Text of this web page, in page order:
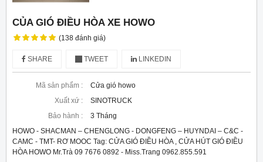
CỦA GIÓ ĐIỀU HÒA XE HOWO
(138 đánh giá)
SHARE TWEET LINKEDIN
Mã sản phẩm :
Cửa gió howo
Xuất xứ :
SINOTRUCK
Bảo hành :
3 Tháng
HOWO - SHACMAN – CHENGLONG - DONGFENG – HUYNDAI – C&C -
CAMC - TMT- RƠ MOOC Tag: CỬA GIÓ ĐIỀU HÒA , CỬA HÚT GIÓ ĐIỀU
HÒA HOWO Mr.Trà 09 7676 0892 - Miss.Trang 0962.855.591